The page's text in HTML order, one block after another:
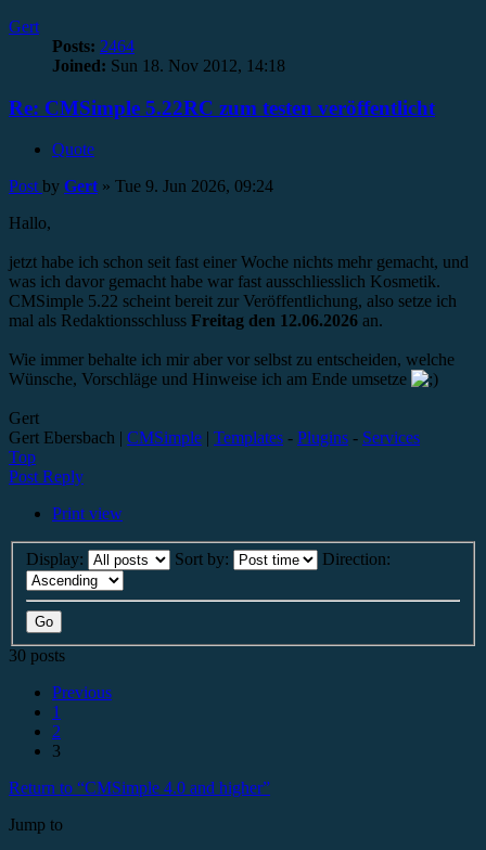
Gert
Posts: 2464
Joined: Sun 18. Nov 2012, 14:18
Re: CMSimple 5.22RC zum testen veröffentlicht
Quote
Post by Gert » Tue 9. Jun 2026, 09:24
Hallo,
jetzt habe ich schon seit fast einer Woche nichts mehr gemacht, und
was ich davor gemacht habe war fast ausschliesslich Kosmetik.
CMSimple 5.22 scheint bereit zur Veröffentlichung, also setze ich
mal als Redaktionsschluss Freitag den 12.06.2026 an.
Wie immer behalte ich mir aber vor selbst zu entscheiden, welche
Wünsche, Vorschläge und Hinweise ich am Ende umsetze
Gert
Gert Ebersbach | CMSimple | Templates - Plugins - Services
Top
Post Reply
Print view
Display: Sort by: Direction:
30 posts
Previous
1
2
3
Return to “CMSimple 4.0 and higher”
Jump to